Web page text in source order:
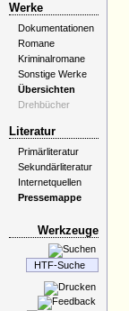
Werke
Dokumentationen
Romane
Kriminalromane
Sonstige Werke
Übersichten
Drehbücher
Literatur
Primärliteratur
Sekundärliteratur
Internetquellen
Pressemappe
Werkzeuge